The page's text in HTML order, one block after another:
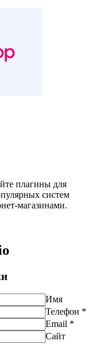
плагины для
систем
магазинами.
Имя
Телефон *
Email *
Сайт